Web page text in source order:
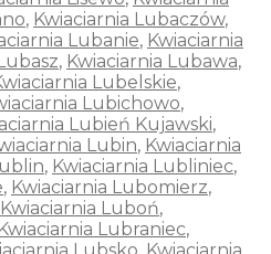
, Kwiaciarnia Lubaczów,
Lubanie, Kwiaciarnia
, Kwiaciarnia Lubawa,
Lubelskie,
Lubichowo,
Lubień Kujawski,
Lubin, Kwiaciarnia
, Kwiaciarnia Lubliniec,
, Kwiaciarnia Lubomierz,
Kwiaciarnia Luboń,
Kwiaciarnia Lubraniec,